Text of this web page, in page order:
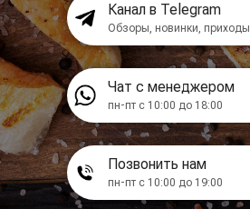
Канал в Telegram
Обзоры, новинки, приходы
Чат с менеджером
пн-пт с 10:00 до 18:00
Позвонить нам
пн-пт с 10:00 до 19:00